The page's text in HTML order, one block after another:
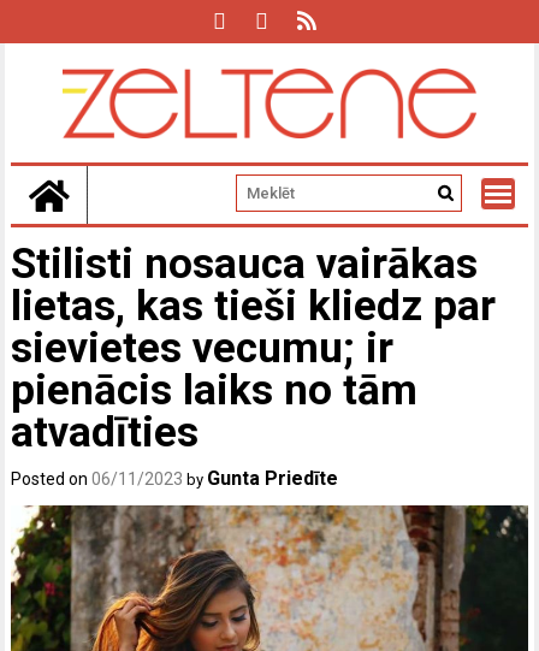
Stilisti nosauca vairākas
lietas, kas tieši kliedz par
sievietes vecumu; ir
pienācis laiks no tām
atvadīties
Posted on06/11/2023 by Gunta Priedīte